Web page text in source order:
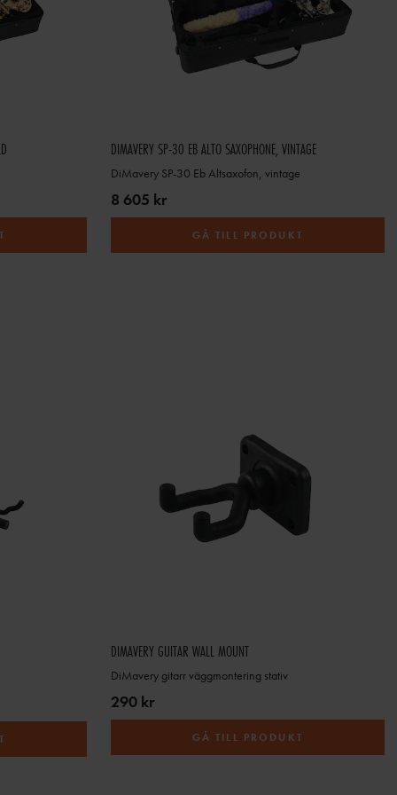
DIMAVERY SP-30 EB ALTO SAXOPHONE, VINTAGE
DiMavery SP-30 Eb Altsaxofon, vintage
8 605 kr
GÅ TILL PRODUKT
DIMAVERY GUITAR WALL MOUNT
DiMavery gitarr väggmontering stativ
290 kr
GÅ TILL PRODUKT